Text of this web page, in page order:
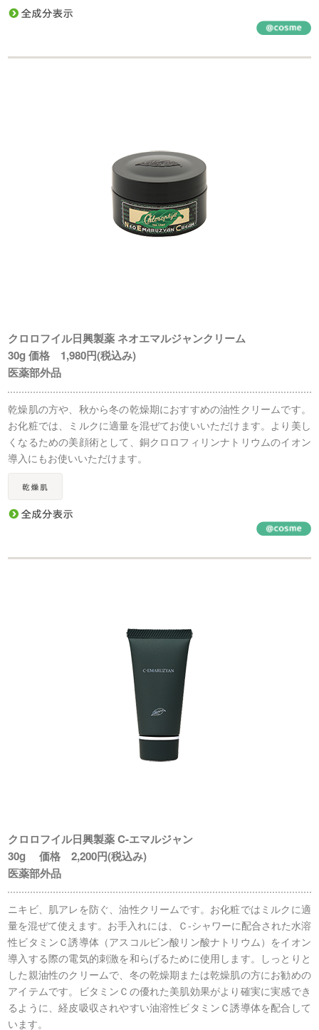
クロロフイル日興製薬 ネオエマルジャンクリーム
30g 価格 1,980円(税込み)
医薬部外品
乾燥肌の方や、秋から冬の乾燥期におすすめの油性クリームです。
お化粧では、ミルクに適量を混ぜてお使いいただけます。より美し
くなるための美顔術として、銅クロロフィリンナトリウムのイオン
導入にもお使いいただけます。
クロロフイル日興製薬 C-エマルジャン
30g 価格 2,200円(税込み)
医薬部外品
ニキビ、肌アレを防ぐ、油性クリームです。お化粧ではミルクに適
量を混ぜて使えます。お手入れには、Ｃ-シャワーに配合された水溶
性ビタミンＣ誘導体（アスコルビン酸リン酸ナトリウム）をイオン
導入する際の電気的刺激を和らげるために使用します。しっとりと
した親油性のクリームで、冬の乾燥期または乾燥肌の方にお勧めの
アイテムです。ビタミンＣの優れた美肌効果がより確実に実感でき
るように、経皮吸収されやすい油溶性ビタミンＣ誘導体を配合して
います。